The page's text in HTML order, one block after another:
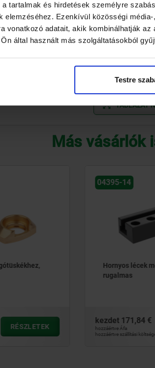
a tartalmak és hirdetések személyre
elemzéséhez. Ezenkívül közösségi
vonatkozó adatait, akik kombinálhatják
által használt más szolgáltatásokból
Testre
Támasztóerő min. 15 Nm
2
TÁBLÁZAT
Más vásárlók
Hornyos lécek megfogótüskékhez,
kezdet
Áfa
szállítási költségek
RÉSZLETEK